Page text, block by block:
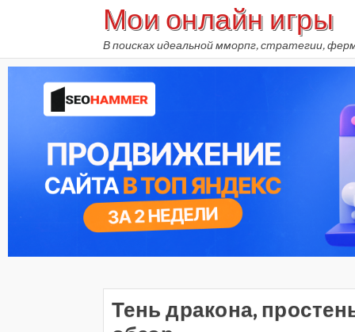
Мои онлайн игры
В поисках идеальной мморпг, стратегии,
Тень дракона,